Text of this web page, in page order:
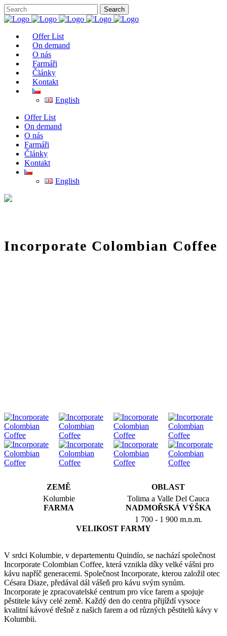
Offer List
On demand
O nás
Farmáři
Články
Kontakt
English
Offer List
On demand
O nás
Farmáři
Články
Kontakt
English
Incorporate Colombian Coffee
ZEMĚ
Kolumbie
OBLAST
Tolima a Valle Del Cauca
FARMA
NADMOŘSKÁ VÝŠKA
1 700 - 1 900 m.n.m.
VELIKOST FARMY
V srdci Kolumbie, v departementu Quindío, se nachází společnost
Incorporate Colombian Coffee, která vznikla díky velké vášni pro
kávu napříč generacemi. Společnost Incorporate, kterou založil otec
Césara Diaze, předával dál vášeň pro kávu svým synům.
Incorporate je zpracovatelské centrum pro více farem a spojuje
pěstitele kávy celé země. Každý den do centra přijíždí vysoce
kvalitní kávové třešně z našich farem a od různých pěstitelů kávy v
Kolumbii.